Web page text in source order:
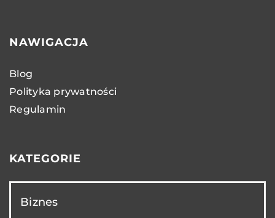
NAWIGACJA
Blog
Polityka prywatności
Regulamin
KATEGORIE
Biznes